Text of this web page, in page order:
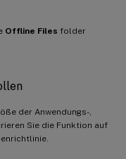
Offline Files folder
der Anwendungs-,
Sie die Funktion auf